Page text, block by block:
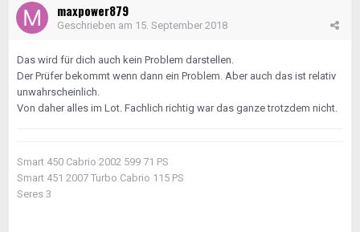
maxpower879
Geschrieben am 15. September 2018
Das wird für dich auch kein Problem darstellen.
Der Prüfer bekommt wenn dann ein Problem. Aber auch das ist relativ
unwahrscheinlich.
Von daher alles im Lot. Fachlich richtig war das ganze trotzdem nicht.
Smart 450 Cabrio 2002 599 71 PS
Smart 451 2007 Turbo Cabrio 115 PS
Seres 3